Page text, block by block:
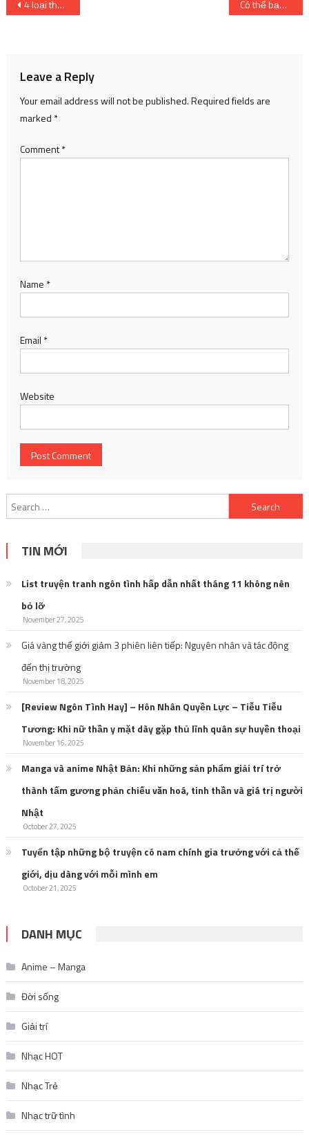
4 loại thực phẩm có hàm lượng cholesterol cao vẫn an toàn cho tim mạch Có thể bạn chưa biết: Doraemon từng có nhân vật mới và mẹ của Jaian qua đời !? | SharingFunVN
Leave a Reply
Your email address will not be published.Required fields are
marked *
Comment*
Name *
Email *
Website
Search
for:
TIN MỚI
List truyện tranh ngôn tình hấp dẫn nhất tháng 11 không nên
bỏ lỡ
November 27, 2025
Giá vàng thế giới giảm 3 phiên liên tiếp: Nguyên nhân và tác động
đến thị trường
November 18, 2025
[Review Ngôn Tình Hay] – Hôn Nhân Quyền Lực – Tiễu Tiễu
Tương: Khi nữ thần y mặt dày gặp thủ lĩnh quân sự huyền thoại
November 16, 2025
Manga và anime Nhật Bản: Khi những sản phẩm giải trí trở
thành tấm gương phản chiếu văn hoá, tinh thần và giá trị người
Nhật
October 27, 2025
Tuyển tập những bộ truyện có nam chính gia trưởng với cả thế
giới, dịu dàng với mỗi mình em
October 21, 2025
DANH MỤC
Anime – Manga
Đời sống
Giải trí
Nhạc HOT
Nhạc Trẻ
Nhạc trữ tình